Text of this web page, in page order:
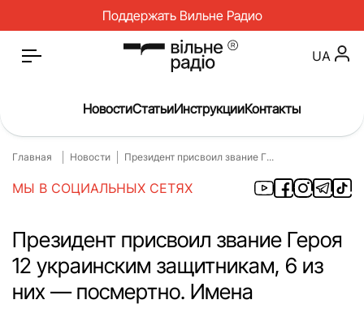
Поддержать Вильне Радио
Главная
Медицина
О нас
Инструкции
Спорт
Интервью
Досье
Репортаж
UA
НовостиСтатьиИнструкцииКонтакты
Главная Новости Президент присвоил звание Г...
МЫ В СОЦИАЛЬНЫХ СЕТЯХ
Президент присвоил звание Героя
12 украинским защитникам, 6 из
них — посмертно. Имена